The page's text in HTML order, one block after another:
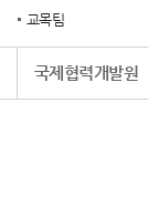
교목팀
국제협력개발원